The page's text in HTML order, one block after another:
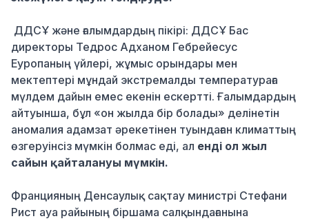
ДДСҰ және ғалымдардың пікірі: ДДСҰ Бас
директоры Тедрос Адханом Гебрейесус
Еуропаның үйлері, жұмыс орындары мен
мектептері мұндай экстремалды температураға
мүлдем дайын емес екенін ескертті. Ғалымдардың
айтуынша, бұл «он жылда бір болады» делінетін
аномалия адамзат әрекетінен туындаған климаттың
өзгеруінсіз мүмкін болмас еді, ал енді ол жыл
сайын қайталануы мүмкін.
Францияның Денсаулық сақтау министрі Стефани
Рист ауа райының біршама салқындағанына